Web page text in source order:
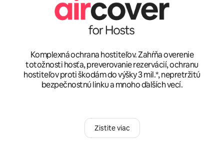
Komplexná ochrana hostiteľov. Zahŕňa overenie
totožnosti hosťa, preverovanie rezervácií, ochranu
hostiteľov proti škodám do výšky 3 mil.*, nepretržitú
bezpečnostnú linku a mnoho ďalších vecí.
Zistite viac